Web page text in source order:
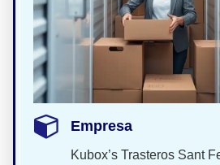
Empresa
Kubox’s Trasteros Sant